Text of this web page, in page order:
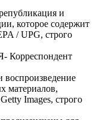
и
которое содержит
/ UPG, строго
Корреспондент
воспроизведение
материалов,
Images, строго